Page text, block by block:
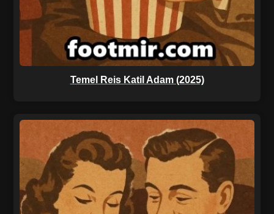
Temel Reis Katil Adam (2025)